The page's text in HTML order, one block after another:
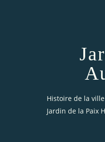
Histoire de la
Jardin de la Paix